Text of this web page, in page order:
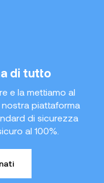
di tutto
e la mettiamo al
piattaforma
di sicurezza
al 100%.